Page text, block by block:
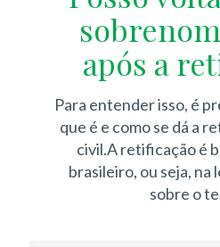
após a
Para entender isso, é
que é e como se dá a
civil.A retificação é
brasileiro, ou seja, na
sobre o